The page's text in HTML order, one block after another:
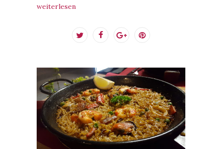
weiterlesen